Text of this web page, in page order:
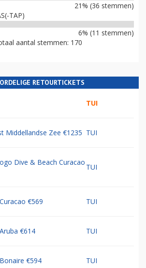
21% (36 stemmen)
TAP)
6% (11 stemmen)
aantal stemmen: 170
RETOURTICKETS
TUI
Middellandse Zee €1235 TUI
Dive & Beach Curacao
TUI
€569 TUI
€614 TUI
€594 TUI